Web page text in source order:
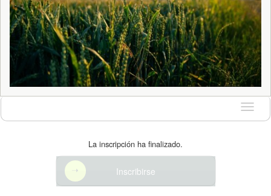
Idioma
La inscripción ha finalizado.
Inscribirse